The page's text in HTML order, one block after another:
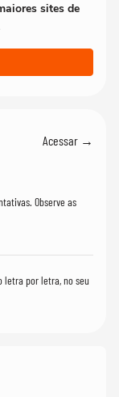
sites de
Acessar →
Observe as
letra por letra, no seu